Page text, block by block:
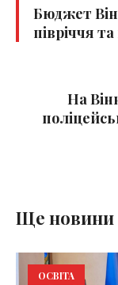
Бюджет
півріччя
На
Ще новини
ОСВІТА